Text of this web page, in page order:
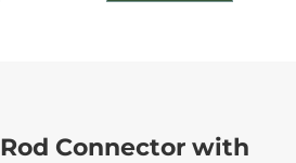
Connector with